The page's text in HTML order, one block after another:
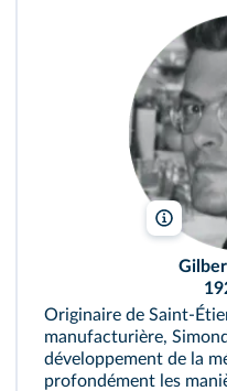
Originaire de Saint-
manufacturière,
développement de la
profondément les